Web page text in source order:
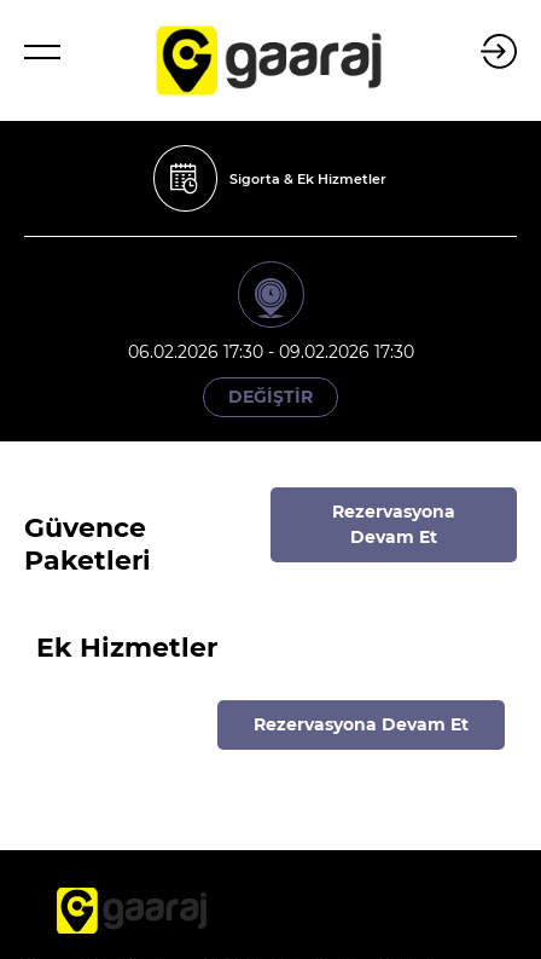
Sigorta & Ek Hizmetler
06.02.2026 17:30 - 09.02.2026 17:30
DEĞİŞTİR
Güvence
Paketleri
Rezervasyona
Devam Et
Ek Hizmetler
Rezervasyona Devam Et